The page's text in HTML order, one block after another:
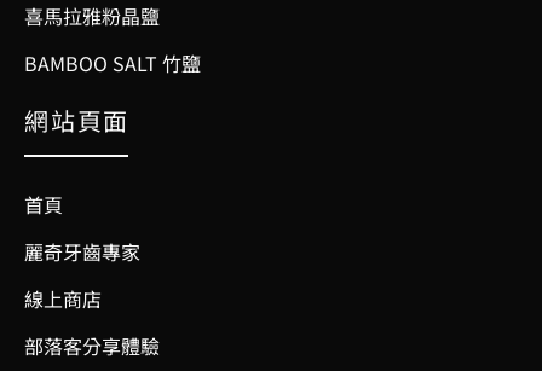
喜馬拉雅粉晶鹽
BAMBOO SALT 竹鹽
網站頁面
首頁
麗奇牙齒專家
線上商店
部落客分享體驗